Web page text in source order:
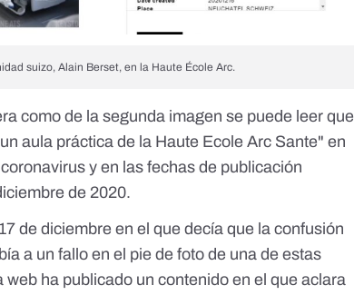
suizo, Alain Berset, en la Haute École Arc.
como de la segunda imagen se puede leer que
aula práctica de la Haute Ecole Arc Sante" en
y en las fechas de publicación
de 2020.
de diciembre en el que decía que la confusión
a un fallo en el pie de foto de una de estas
web ha publicado un contenido en el que aclara